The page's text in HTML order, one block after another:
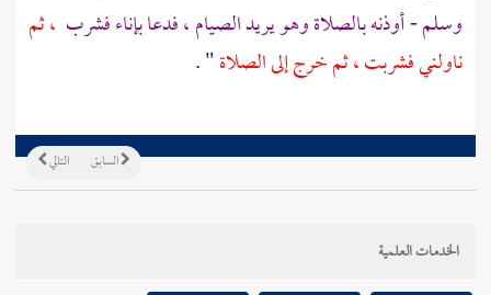
وسلم - أوذنه بالصلاة وهو يريد الصيام ، فدعا بإناء فشرب ، ثم
ناولني فشربت ، ثم خرج إلى الصلاة" .
التالي السابق
الخدمات العلمية